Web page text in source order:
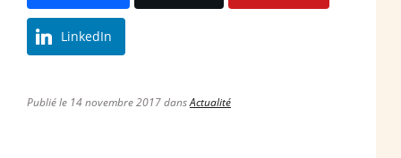
LinkedIn
Publié le 14 novembre 2017 dansActualité